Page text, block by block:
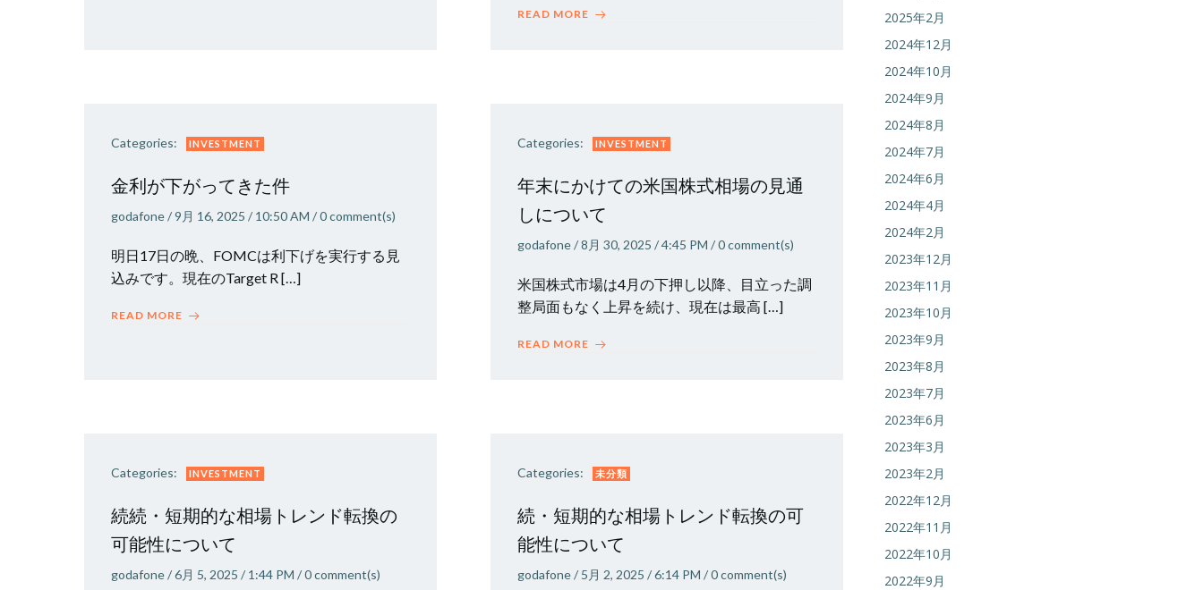
READ MORE
Categories: INVESTMENT
金利が下がってきた件
godafone/9月 16, 2025 / 10:50 AM /0comment(s)
明日17日の晩、FOMCは利下げを実行する見
込みです。現在のTarget R […]
READ MORE
Categories: INVESTMENT
年末にかけての米国株式相場の見通
しについて
godafone/8月 30, 2025 /4:45 PM /0comment(s)
米国株式市場は4月の下押し以降、目立った調
整局面もなく上昇を続け、現在は最高 […]
READ MORE
Categories: INVESTMENT
続続・短期的な相場トレンド転換の
可能性について
godafone/6月 5, 2025 / 1:44 PM /0comment(s)
Categories: 未分類
続・短期的な相場トレンド転換の可
能性について
godafone/ 5月 2, 2025 /6:14 PM /0comment(s)
2025年2月
2024年12月
2024年10月
2024年9月
2024年8月
2024年7月
2024年6月
2024年4月
2024年2月
2023年12月
2023年11月
2023年10月
2023年9月
2023年8月
2023年7月
2023年6月
2023年3月
2023年2月
2022年12月
2022年11月
2022年10月
2022年9月